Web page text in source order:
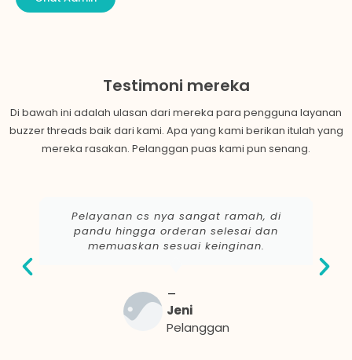
Testimoni mereka
Di bawah ini adalah ulasan dari mereka para pengguna layanan
buzzerthreads baik dari kami. Apa yang kami berikan itulah yang
mereka rasakan. Pelanggan puas kami pun senang.
Pelayanan cs nya sangat ramah, di
pandu hingga orderan selesai dan
memuaskan sesuai keinginan.
Jeni
Pelanggan